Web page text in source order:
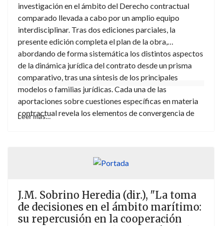
investigación en el ámbito del Derecho contractual
comparado llevada a cabo por un amplio equipo
interdisciplinar. Tras dos ediciones parciales, la
presente edición completa el plan de la obra,
abordando de forma sistemática los distintos aspectos
de la dinámica jurídica del contrato desde un prisma
comparativo, tras una síntesis de los principales
modelos o familias jurídicas. Cada una de las
aportaciones sobre cuestiones específicas en materia
contractual revela los elementos de convergencia de
sobre los propios Derechos nacionales el análisis debe
Principios UNIDROIT, Principios de Derecho
contractual europeo, Marco Común de Referencia,
Principios OHADAC…) y enfocar sus resultados desde
Leer más…
J.M. Sobrino Heredia (dir.), "La toma
de decisiones en el ámbito marítimo:
su repercusión en la cooperación